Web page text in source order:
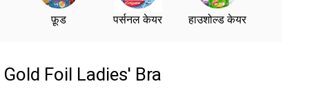
फ़ूड पर्सनल केयर हाउशोल्ड केयर
Gold Foil Ladies' Bra